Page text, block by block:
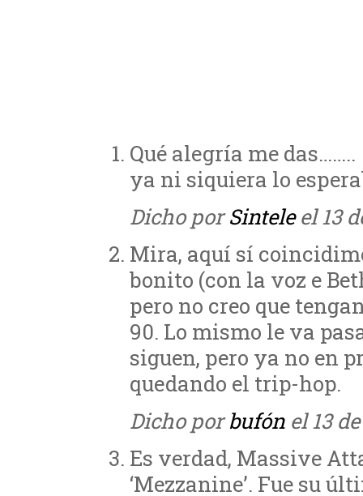
Qué alegría me das……..
ya ni siquiera lo
Dicho porSinteleel 13
Mira, aquí sí
bonito (con la voz e
pero no creo que
90. Lo mismo le va
siguen, pero ya no en
quedando el trip-hop.
Dicho porbufón el 13
Es verdad, Massive
‘Mezzanine’. Fue su